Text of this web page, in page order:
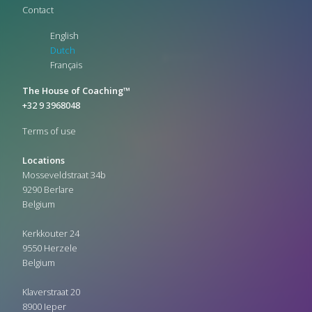
Contact
English
Dutch
Français
The House of Coaching™
+32 9 3968048
Terms of use
Locations
Mosseveldstraat 34b
9290 Berlare
Belgium
Kerkkouter 24
9550 Herzele
Belgium
Klaverstraat 20
8900 Ieper